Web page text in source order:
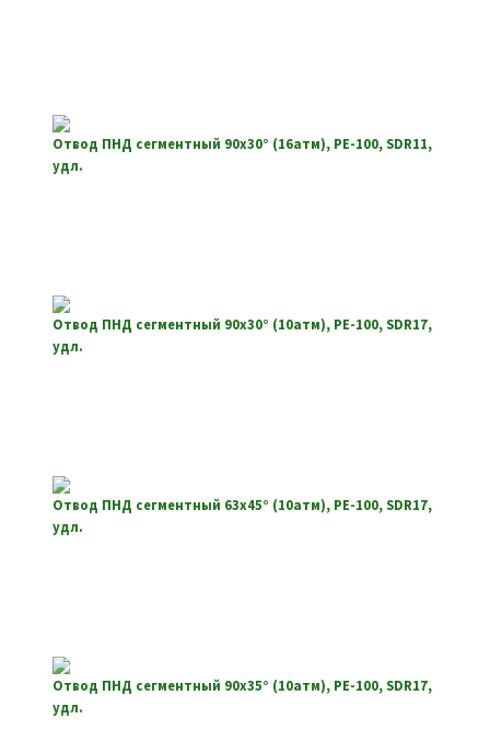
Отвод ПНД сегментный 90х30° (16атм), РЕ-100, SDR11,
удл.
Отвод ПНД сегментный 90х30° (10атм), РЕ-100, SDR17,
удл.
Отвод ПНД сегментный 63х45° (10атм), РЕ-100, SDR17,
удл.
Отвод ПНД сегментный 90х35° (10атм), РЕ-100, SDR17,
удл.